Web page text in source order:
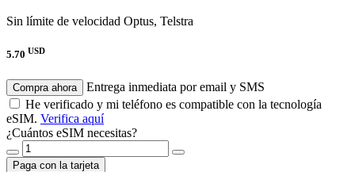
Sin límite de velocidad Optus, Telstra
5.70 USD
Compra ahora
Entrega inmediata por email y SMS
He verificado y mi teléfono es compatible con la tecnología
eSIM. Verifica aquí
¿Cuántos eSIM necesitas?
Paga con la tarjeta